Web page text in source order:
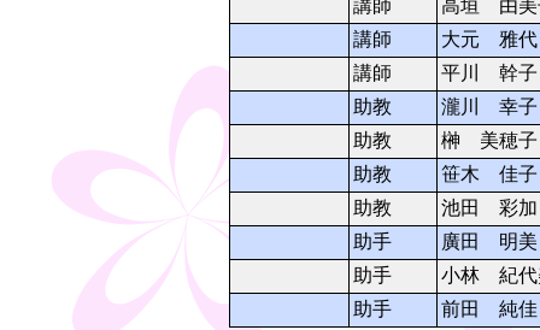
講師
高垣 由美
講師
大元 雅代
講師
平川 幹子
助教
瀧川 幸子
助教
榊 美穂子
助教
笹木 佳子
助教
池田 彩加
助手
廣田 明美
助手
小林 紀代
助手
前田 純佳